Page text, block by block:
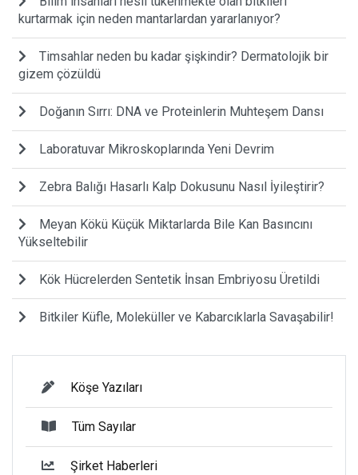
kurtarmak için neden mantarlardan yararlanıyor?
Timsahlar neden bu kadar şişkindir? Dermatolojik bir
gizem çözüldü
Doğanın Sırrı: DNA ve Proteinlerin Muhteşem Dansı
Laboratuvar Mikroskoplarında Yeni Devrim
Zebra Balığı Hasarlı Kalp Dokusunu Nasıl İyileştirir?
Meyan Kökü Küçük Miktarlarda Bile Kan Basıncını
Yükseltebilir
Kök Hücrelerden Sentetik İnsan Embriyosu Üretildi
Bitkiler Küfle, Moleküller ve Kabarcıklarla Savaşabilir!
Köşe Yazıları
Tüm Sayılar
Şirket Haberleri